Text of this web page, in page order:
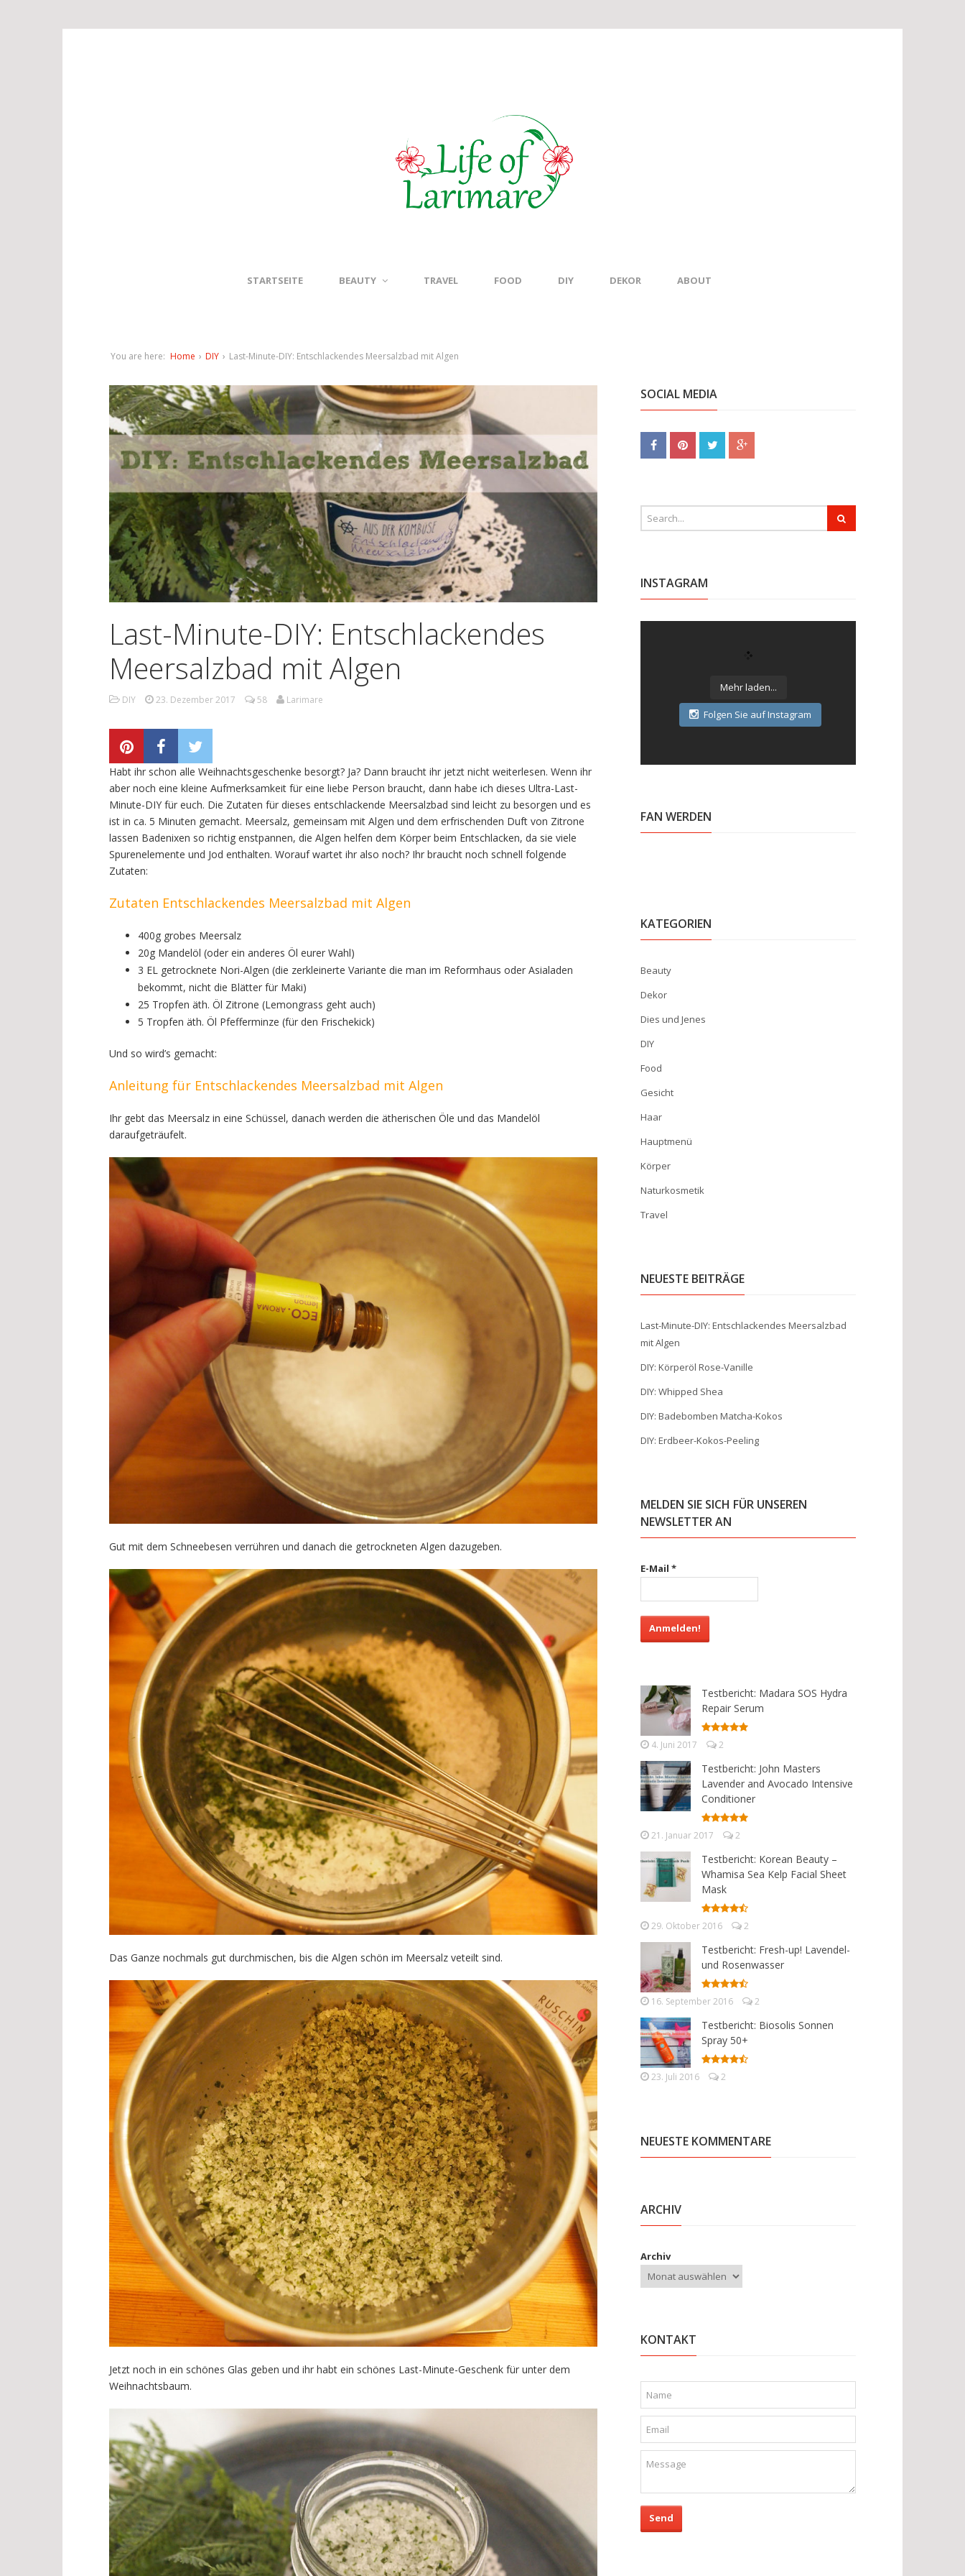
STARTSEITE BEAUTY TRAVEL FOOD DIY DEKOR ABOUT
You are here: Home › DIY › Last-Minute-DIY: Entschlackendes Meersalzbad mit Algen
Last-Minute-DIY: Entschlackendes
Meersalzbad mit Algen
DIY 23. Dezember 2017 58 Larimare
Habt ihr schon alle Weihnachtsgeschenke besorgt? Ja? Dann braucht ihr jetzt nicht weiterlesen. Wenn ihr
aber noch eine kleine Aufmerksamkeit für eine liebe Person braucht, dann habe ich dieses Ultra-Last-
Minute-DIY für euch. Die Zutaten für dieses entschlackende Meersalzbad sind leicht zu besorgen und es
ist in ca. 5 Minuten gemacht. Meersalz, gemeinsam mit Algen und dem erfrischenden Duft von Zitrone
lassen Badenixen so richtig enstpannen, die Algen helfen dem Körper beim Entschlacken, da sie viele
Spurenelemente und Jod enthalten. Worauf wartet ihr also noch? Ihr braucht noch schnell folgende
Zutaten:
Zutaten Entschlackendes Meersalzbad mit Algen
400g grobes Meersalz
20g Mandelöl (oder ein anderes Öl eurer Wahl)
3 EL getrocknete Nori-Algen (die zerkleinerte Variante die man im Reformhaus oder Asialaden
bekommt, nicht die Blätter für Maki)
25 Tropfen äth. Öl Zitrone (Lemongrass geht auch)
5 Tropfen äth. Öl Pfefferminze (für den Frischekick)
Und so wird’s gemacht:
Anleitung für Entschlackendes Meersalzbad mit Algen
Ihr gebt das Meersalz in eine Schüssel, danach werden die ätherischen Öle und das Mandelöl
daraufgeträufelt.
Gut mit dem Schneebesen verrühren und danach die getrockneten Algen dazugeben.
Das Ganze nochmals gut durchmischen, bis die Algen schön im Meersalz veteilt sind.
Jetzt noch in ein schönes Glas geben und ihr habt ein schönes Last-Minute-Geschenk für unter dem
Weihnachtsbaum.
SOCIAL MEDIA
INSTAGRAM
Mehr laden...
Folgen Sie auf Instagram
FAN WERDEN
KATEGORIEN
Beauty
Dekor
Dies und Jenes
DIY
Food
Gesicht
Haar
Hauptmenü
Körper
Naturkosmetik
Travel
NEUESTE BEITRÄGE
Last-Minute-DIY: Entschlackendes Meersalzbad
mit Algen
DIY: Körperöl Rose-Vanille
DIY: Whipped Shea
DIY: Badebomben Matcha-Kokos
DIY: Erdbeer-Kokos-Peeling
MELDEN SIE SICH FÜR UNSEREN
NEWSLETTER AN
E-Mail *
Testbericht: Madara SOS Hydra
Repair Serum
4. Juni 2017 2
Testbericht: John Masters
Lavender and Avocado Intensive
Conditioner
21. Januar 2017 2
Testbericht: Korean Beauty –
Whamisa Sea Kelp Facial Sheet
Mask
29. Oktober 2016 2
Testbericht: Fresh-up! Lavendel-
und Rosenwasser
16. September 2016 2
Testbericht: Biosolis Sonnen
Spray 50+
23. Juli 2016 2
NEUESTE KOMMENTARE
ARCHIV
Archiv
KONTAKT
Send